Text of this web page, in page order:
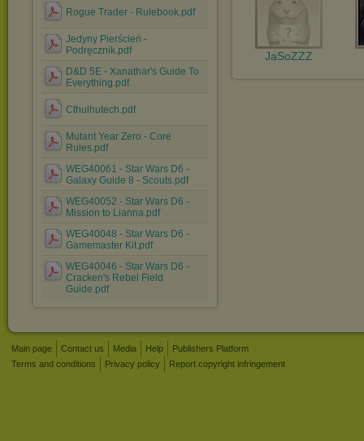
Rogue Trader - Rulebook.pdf
Jedyny Pierścień -
Podręcznik.pdf
D&D 5E - Xanathar's Guide To
Everything.pdf
Cthulhutech.pdf
Mutant Year Zero - Core
Rules.pdf
WEG40061 - Star Wars D6 -
Galaxy Guide 8 - Scouts.pdf
WEG40052 - Star Wars D6 -
Mission to Lianna.pdf
WEG40048 - Star Wars D6 -
Gamemaster Kit.pdf
WEG40046 - Star Wars D6 -
Cracken's Rebel Field
Guide.pdf
JaSoZZZ
Main page Contact us Media Help
Publishers Platform
Terms and conditions
Privacy policy Report copyright infringement